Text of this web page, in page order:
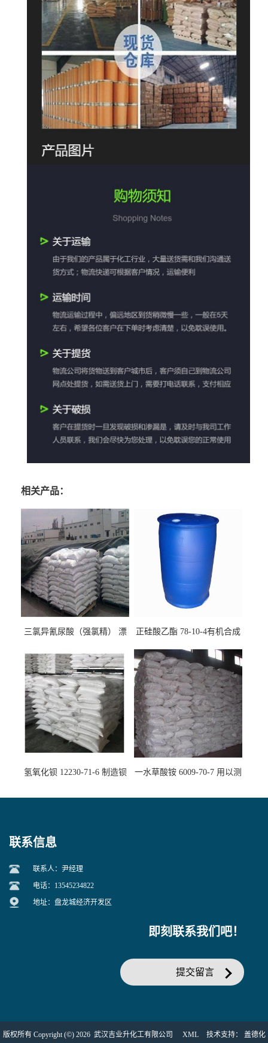
相关产品：
三氯异氰尿酸（强氯精） 漂
正硅酸乙酯 78-10-4有机合成
氢氧化钡 12230-71-6 制造钡
一水草酸铵 6009-70-7 用以测
联系信息
联系人：尹经理
电话：13545234822
地址：盘龙城经济开发区
即刻联系我们吧！
提交留言
版权所有 Copyright (©) 2026 武汉吉业升化工有限公司 XML 技术支持： 盖德化